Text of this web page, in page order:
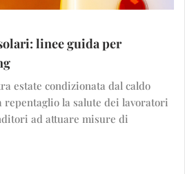
linee guida per
estate condizionata dal caldo
repentaglio la salute dei lavoratori
ad attuare misure di